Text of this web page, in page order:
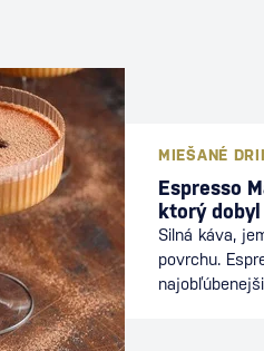
MIEŠANÉ
Espresso
ktorý
Silná káva,
povrchu.